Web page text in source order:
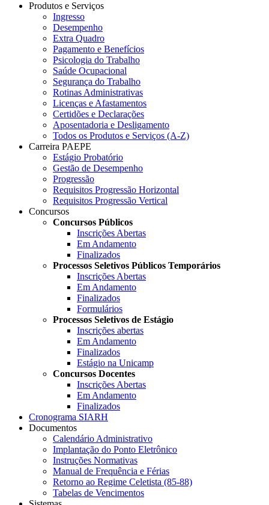
Produtos e Serviços
Ingresso
Desempenho
Extra Quadro
Pagamento e Benefícios
Psicologia do Trabalho
Saúde Ocupacional
Segurança do Trabalho
Rotinas Administrativas
Licenças e Afastamentos
Certidões e Declarações
Aposentadoria e Desligamento
Todos os Produtos e Serviços (A-Z)
Carreira PAEPE
Estágio Probatório
Gestão de Desempenho
Progressão
Requisitos Progressão Horizontal
Requisitos Progressão Vertical
Concursos
Concursos Públicos
Inscrições Abertas
Em Andamento
Finalizados
Processos Seletivos Públicos Temporários
Inscrições Abertas
Em Andamento
Finalizados
Formulários
Processos Seletivos de Estágio
Inscrições abertas
Em Andamento
Finalizados
Estágio na Unicamp
Concursos Docentes
Inscrições Abertas
Em Andamento
Finalizados
Cronograma SIARH
Documentos
Calendário Administrativo
Implantação do Ponto Eletrônico
Instruções Normativas
Manual de Frequência e Férias
Retorno ao Regime Celetista (85-88)
Tabelas de Vencimentos